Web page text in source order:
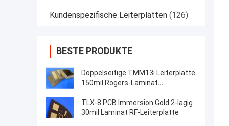
Kundenspezifische Leiterplatten (126)
BESTE PRODUKTE
Doppelseitige TMM13i Leiterplatte
150mil Rogers-Laminat
TLX-8 PCB Immersion Gold 2-lagig
30mil Laminat RF-Leiterplatte